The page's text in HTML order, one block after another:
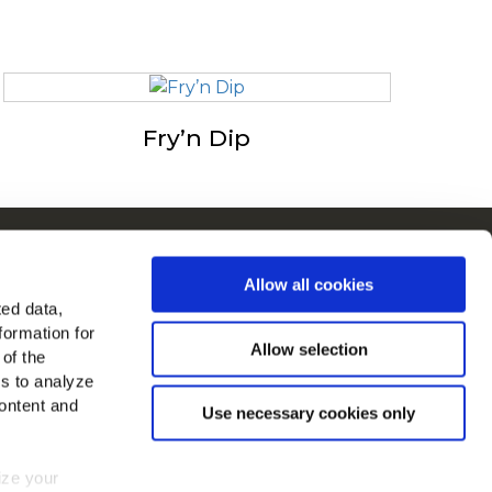
data,
for
the
to analyze
and
your
Allow all cookies
Allow selection
Use necessary cookies only
Fry’n Dip
Euroopassa
meidät